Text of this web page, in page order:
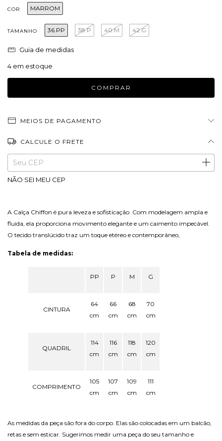
COR MARROM
TAMANHO 36.PP 38.P 40.M 42.G
Guia de medidas
4 em estoque
MEIOS DE PAGAMENTO
CALCULE O FRETE
Entregas para o CEP: ALTERAR CEP
NÃO SEI MEU CEP
A Calça Chiffon é pura leveza e sofisticação. Com modelagem ampla e
fluida, ela proporciona movimento elegante e um caimento impecável.
O tecido translúcido traz um toque etéreo e contemporâneo,
Tabela de medidas:
PP P M G
CINTURA
64
cm
66
cm
68
cm
70
cm
QUADRIL
114
cm
116
cm
118
cm
120
cm
COMPRIMENTO
105
cm
107
cm
109
cm
111
cm
As medidas da peça são fora do corpo. Elas são colocadas em um balcão,
retas e sem esticar. Sugerimos medir uma peça do seu tamanho e